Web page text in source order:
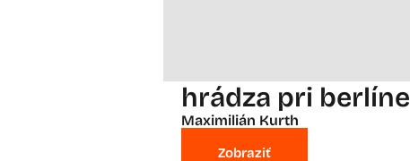
hrádza pri berlíne
Maximilián Kurth
Zobraziť